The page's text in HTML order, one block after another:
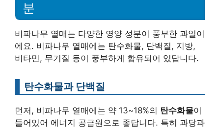
분
비파나무 열매는 다양한 영양 성분이 풍부한 과일이
에요. 비파나무 열매에는 탄수화물, 단백질, 지방,
비타민, 무기질 등이 풍부하게 함유되어 있답니다.
탄수화물과 단백질
먼저, 비파나무 열매에는 약 13~18%의 탄수화물이
들어있어 에너지 공급원으로 좋답니다. 특히 과당과